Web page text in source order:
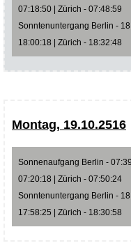
07:18:50 | Zürich - 07:48:59
Sonntenuntergang Berlin -
18:00:18 | Zürich - 18:32:48
Montag, 19.10.2516
Sonnenaufgang Berlin -
07:20:18 | Zürich - 07:50:24
Sonntenuntergang Berlin -
17:58:25 | Zürich - 18:30:58